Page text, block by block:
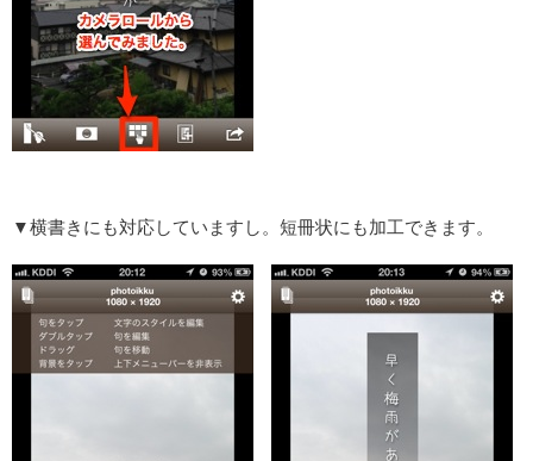
▼横書きにも対応していますし。短冊状にも加工できます。